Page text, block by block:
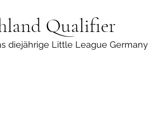
Qualifier
diejährige Little League Germany